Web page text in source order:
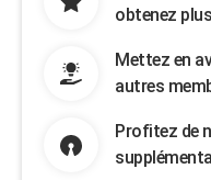
obtenez
Mettez en
autres
Profitez de